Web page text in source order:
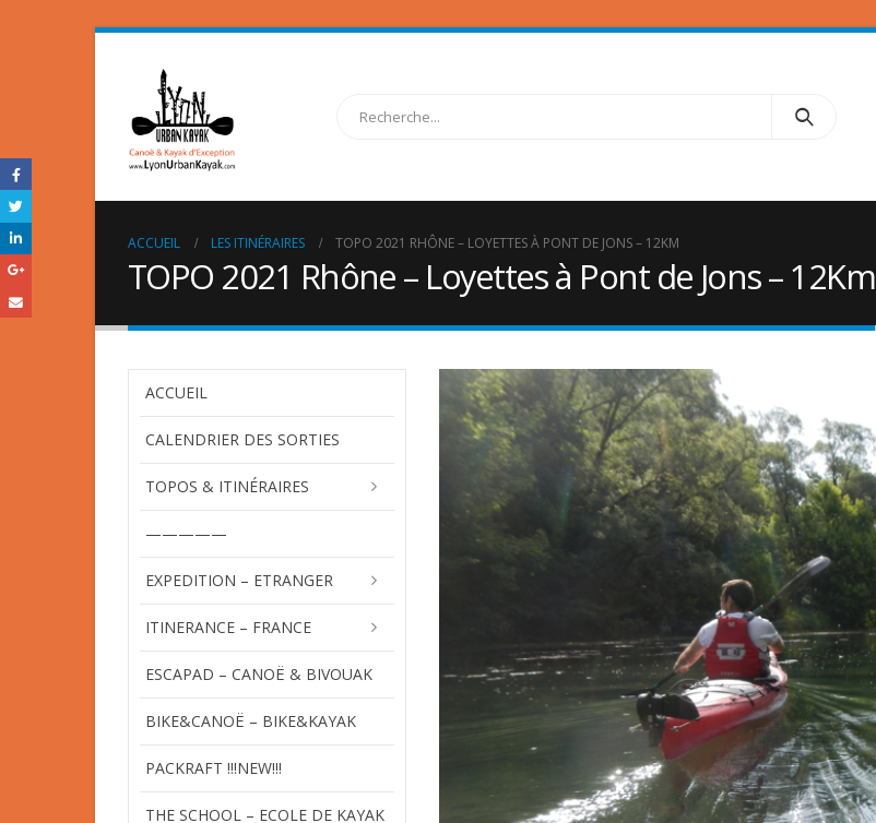
ACCUEIL LES ITINÉRAIRES TOPO 2021 RHÔNE – LOYETTES À PONT DE JONS – 12KM
TOPO 2021 Rhône – Loyettes à Pont de Jons – 12Km
ACCUEIL
CALENDRIER DES SORTIES
TOPOS & ITINÉRAIRES
—————
EXPEDITION – ETRANGER
ITINERANCE – FRANCE
ESCAPAD – CANOË & BIVOUAK
BIKE&CANOË – BIKE&KAYAK
PACKRAFT !!!NEW!!!
THE SCHOOL – ECOLE DE KAYAK